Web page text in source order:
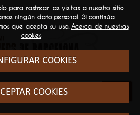
para rastrear las visitas a nuestro sitio
ningún dato personal. Si continúa
que acepta su uso. Acerca de nuestras
cookies
COOKIES
COOKIES
SERVICIOS
El sector